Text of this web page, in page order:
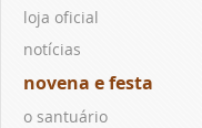
loja oficial
notícias
novena e festa
o santuário